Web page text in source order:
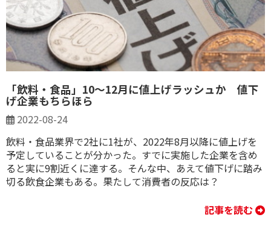
「飲料・食品」10～12月に値上げラッシュか 値下
げ企業もちらほら
2022-08-24
飲料・食品業界で2社に1社が、2022年8月以降に値上げを
予定していることが分かった。すでに実施した企業を含め
ると実に9割近くに達する。そんな中、あえて値下げに踏み
切る飲食企業もある。果たして消費者の反応は？
記事を読む